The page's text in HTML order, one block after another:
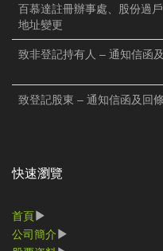
百慕達註冊辦事處、股份過
地址變更
致非登記持有人 – 通知信函
致登記股東 – 通知信函及回條
快速瀏覽
首頁
公司簡介